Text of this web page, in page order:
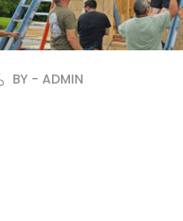
BY - ADMIN